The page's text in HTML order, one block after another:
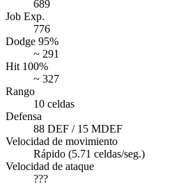
689
Job Exp.
776
Dodge 95%
~ 291
Hit 100%
~ 327
Rango
10 celdas
Defensa
88 DEF / 15 MDEF
Velocidad de movimiento
Rápido (5.71 celdas/seg.)
Velocidad de ataque
???